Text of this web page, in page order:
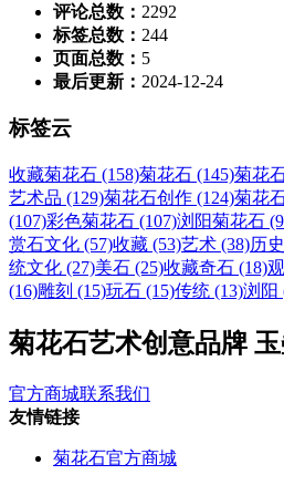
评论总数： 2292
标签总数： 244
页面总数： 5
最后更新： 2024-12-24
标签云
收藏菊花石 (158)菊花石 (145)菊花
艺术品 (129)菊花石创作 (124)菊花
(107)彩色菊花石 (107)浏阳菊花石
赏石文化 (57)收藏 (53)艺术 (38)历
统文化 (27)美石 (25)收藏奇石 (18)
(16)雕刻 (15)玩石 (15)传统 (13)浏阳
菊花石艺术创意品牌
官方商城联系我们
友情链接
菊花石官方商城